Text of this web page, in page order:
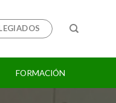
FORMACIÓN